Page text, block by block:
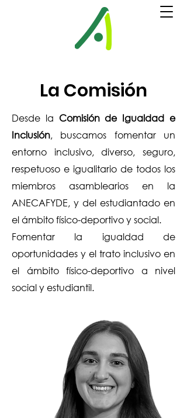
La Comisión
Desde la Comisión de Igualdad e
Inclusión, buscamos fomentar un
entorno inclusivo, diverso, seguro,
respetuoso e igualitario de todos los
miembros asamblearios en la
ANECAFYDE, y del estudiantado en
el ámbito físico-deportivo y social.
Fomentar la igualdad de
oportunidades y el trato inclusivo en
el ámbito físico-deportivo a nivel
social y estudiantil.